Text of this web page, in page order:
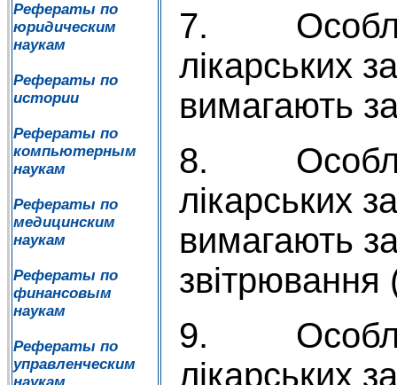
Рефераты по
юридическим
наукам
Рефераты по
истории
Рефераты по
компьютерным
наукам
Рефераты по
медицинским
наукам
Рефераты по
финансовым
наукам
Рефераты по
управленческим
7.
лікарських
вимагають
8.
лікарських
вимагають
9.
лікарських